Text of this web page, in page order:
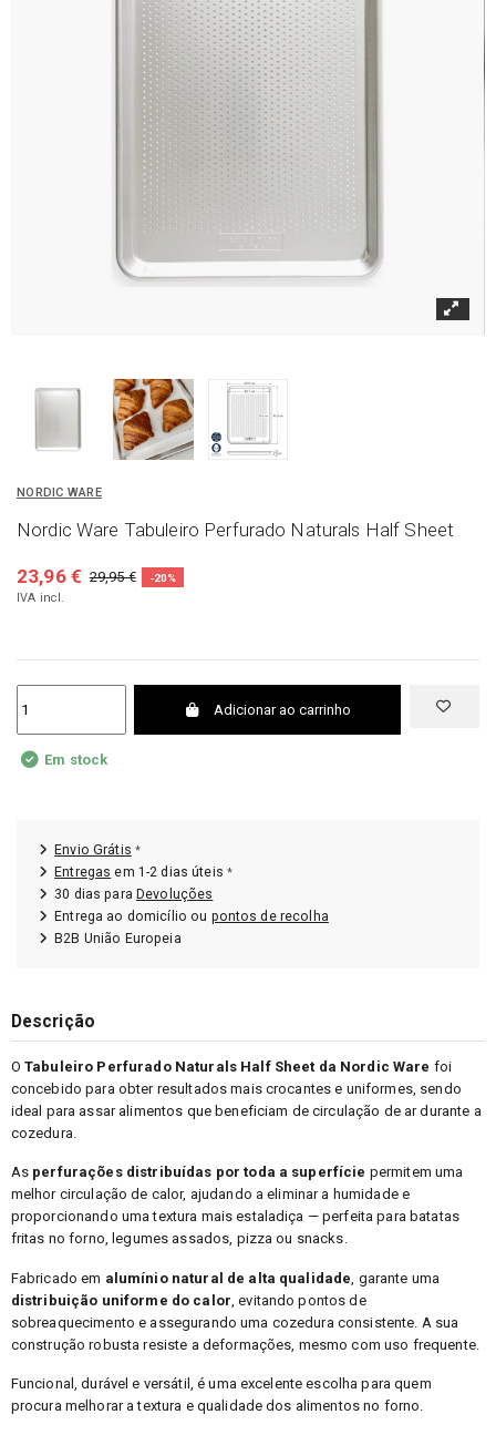
NORDIC WARE
Nordic Ware Tabuleiro Perfurado Naturals Half Sheet
23,96 € 29,95 € -20%
IVA incl.
Adicionar ao carrinho
Em stock
Envio Grátis *
Entregas em 1-2 dias úteis *
30 dias para Devoluções
Entrega ao domicílio ou pontos de recolha
B2B União Europeia
Descrição
OTabuleiro Perfurado Naturals Half Sheet da Nordic Ware foi
concebido para obter resultados mais crocantes e uniformes, sendo
ideal para assar alimentos que beneficiam de circulação de ar durante a
cozedura.
As perfurações distribuídas por toda a superfície permitem uma
melhor circulação de calor, ajudando a eliminar a humidade e
proporcionando uma textura mais estaladiça — perfeita para batatas
fritas no forno, legumes assados, pizza ou snacks.
Fabricado em alumínio natural de alta qualidade , garante uma
distribuição uniforme do calor , evitando pontos de
sobreaquecimento e assegurando uma cozedura consistente. A sua
construção robusta resiste a deformações, mesmo com uso frequente.
Funcional, durável e versátil, é uma excelente escolha para quem
procura melhorar a textura e qualidade dos alimentos no forno.